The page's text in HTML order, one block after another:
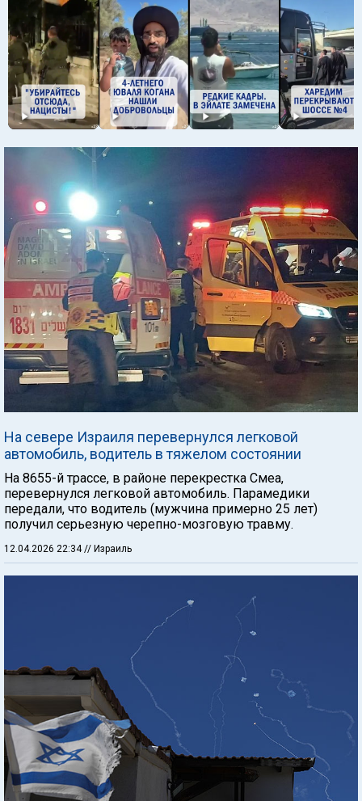
На севере Израиля перевернулся легковой
автомобиль, водитель в тяжелом состоянии
На 8655-й трассе, в районе перекрестка Смеа,
перевернулся легковой автомобиль. Парамедики
передали, что водитель (мужчина примерно 25 лет)
получил серьезную черепно-мозговую травму.
12.04.2026 22:34// Израиль